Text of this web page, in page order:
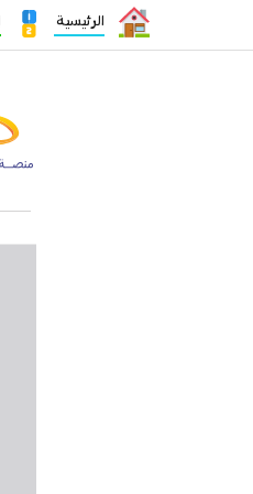
الرئيسية